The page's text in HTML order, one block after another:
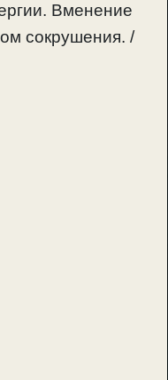
Вменение
сокрушения. /